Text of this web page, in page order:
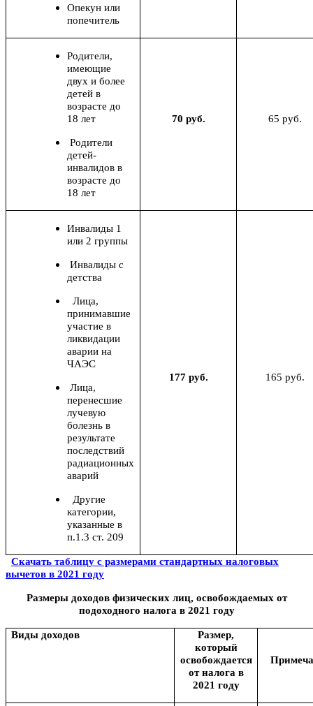
Опекун или
попечитель
Родители,
имеющие
двух и более
детей в
возрасте до
18 лет
Родители
детей-
инвалидов в
возрасте до
18 лет
70 руб. 65 руб.
Инвалиды 1
или 2 группы
Инвалиды с
детства
Лица,
принимавшие
участие в
ликвидации
аварии на
ЧАЭС
Лица,
перенесшие
лучевую
болезнь в
результате
последствий
радиационных
аварий
Другие
категории,
указанные в
п.1.3 ст. 209
177 руб. 165 руб.
Скачать таблицу с размерами стандартных налоговых
вычетов в 2021 году
Размеры доходов физических лиц, освобождаемых от
подоходного налога в 2021 году
Виды доходов
Размер,
который
освобождается
от налога в
2021 году